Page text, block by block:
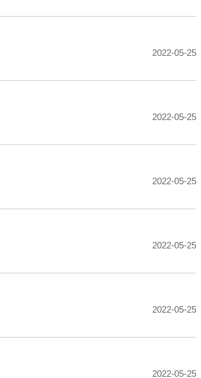
2022-05-25
2022-05-25
2022-05-25
2022-05-25
2022-05-25
2022-05-25